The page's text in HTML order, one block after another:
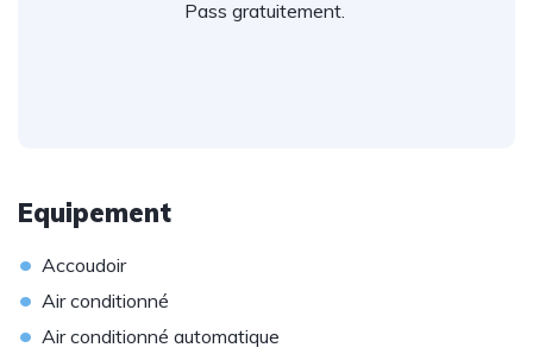
Pass gratuitement.
Equipement
• Accoudoir
• Air conditionné
• Air conditionné automatique